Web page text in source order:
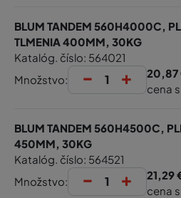
BLUM TANDEM 560H4000C,
TLMENIA 400MM, 30KG
Katalóg. číslo: 564021
Množstvo:
- +
20,87
cena
BLUM TANDEM 560H4500C,
450MM, 30KG
Katalóg. číslo: 564521
Množstvo:
- +
21,29
cena